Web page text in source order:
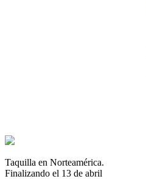
Taquilla en Norteamérica.
Finalizando el 13 de abril